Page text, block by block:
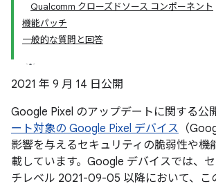
Qualcomm クローズドソース コンポーネント
機能パッチ
一般的な質問と回答
2021 年 9 月 14 日公開
Google Pixel のアップデートに関する公
ート対象の Google Pixel デバイス （
影響を与えるセキュリティの脆弱性や機
載しています。Google デバイスでは、
チレベル 2021-09-05 以降において、こ